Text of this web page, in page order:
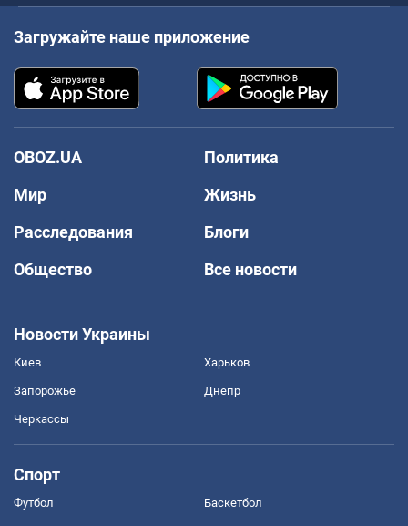
Загружайте наше приложение
OBOZ.UA
Политика
Мир
Жизнь
Расследования
Блоги
Общество
Все новости
Новости Украины
Киев Харьков
Запорожье Днепр
Черкассы
Спорт
Футбол Баскетбол